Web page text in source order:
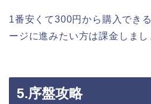
1番安くて300円から購入でき
ージに進みたい方は課金しま
5.序盤攻略